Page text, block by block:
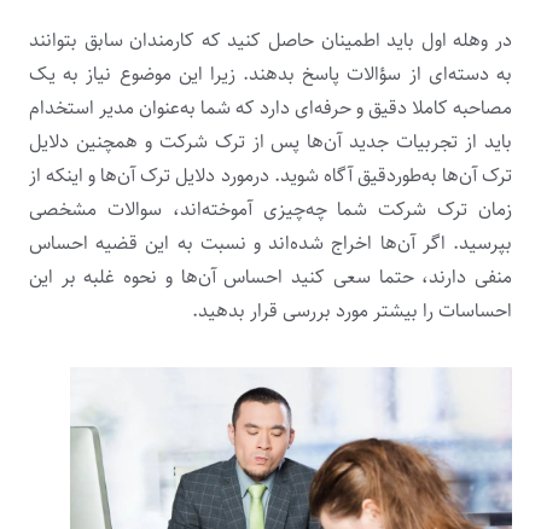
در وهله اول باید اطمینان حاصل کنید که کارمندان سابق بتوانند
به دسته‌ای از سؤالات پاسخ بدهند. زیرا این موضوع نیاز به یک
مصاحبه کاملا دقیق و حرفه‌ای دارد که شما به‌عنوان مدیر استخدام
باید از تجربیات جدید آن‌ها پس از ترک شرکت و همچنین دلایل
ترک آن‌ها به‌طوردقیق آگاه شوید. درمورد دلایل ترک آن‌ها و اینکه از
زمان ترک شرکت شما چه‌چیزی آموخته‌اند، سوالات مشخصی
بپرسید. اگر آن‌ها اخراج شده‌اند و نسبت به این قضیه احساس
منفی دارند، حتما سعی کنید احساس آن‌ها و نحوه غلبه بر این
احساسات را بیشتر مورد بررسی قرار بدهید.